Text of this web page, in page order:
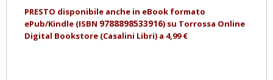
PRESTO disponibile anche in eBook formato
ePub/Kindle (ISBN 9788898533916) su Torrossa Online
Digital Bookstore (Casalini Libri) a 4,99 €